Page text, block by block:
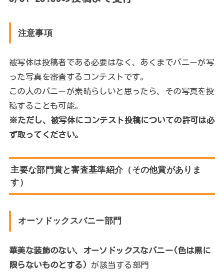
注意事項
被写体は投稿者である必要はなく、あくまでバニーが写
った写真を審査するコンテストです。
この人のバニーが素晴らしいと思ったら、その写真を投
稿することも可能。
※ただし、被写体にコンテスト投稿についての許可は必
ず取ってください。
主要な部門賞と審査基準紹介（その他賞がありま
す）
オーソドックスバニー部門
華美な装飾のない、オーソドックスなバニー(色は黒に
限らないものとする) が該当する部門